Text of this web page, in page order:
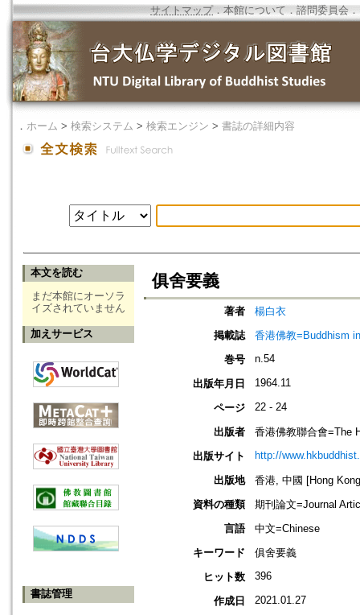
サイトマップ．本館について ． 諮問委員会 ．
． ホーム > 検索システム > 検索エンジン > 書誌の詳細内容
本文を読む
まだ本館にオーソラ
イズされていません
加えサービス
書誌管理
俱舍要義
著者
楊白衣
掲載誌
香港佛教=Buddhism
巻号
n.54
出版年月日 1964.11
ページ 22 - 24
出版者
香港佛教聯合會=The
出版サイト
http://
出版地
香港, 中國 [Hong
資料の種類
期刊論文=Journal
言語
中文=Chinese
キーワード
俱舍要義
ヒット数
396
作成日 2021.01.27